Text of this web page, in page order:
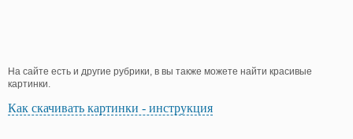
На сайте есть и другие рубрики, в вы также можете найти красивые
картинки.
Как скачивать картинки - инструкция